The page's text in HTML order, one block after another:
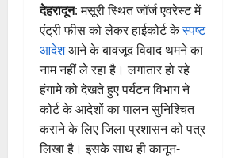
देहरादून: मसूरी स्थित जॉर्ज एवरेस्ट में
एंट्री फीस को लेकर हाईकोर्ट केस्पष्ट
आदेशआने के बावजूद विवाद थमने का
नाम नहीं ले रहा है। लगातार हो रहे
हंगामे को देखते हुए पर्यटन विभाग ने
कोर्ट के आदेशों का पालन सुनिश्चित
कराने के लिए जिला प्रशासन को पत्र
लिखा है। इसके साथ ही कानून-